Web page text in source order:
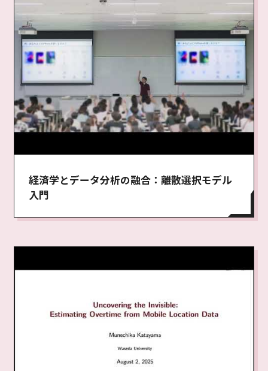
経済学とデータ分析の融合：離散選択モデル
入門